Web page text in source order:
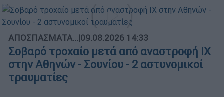
ΑΠΟΣΠΑΣΜΑΤΑ...|09.08.2026 14:33
Σοβαρό τροχαίο μετά από αναστροφή ΙΧ
στην Αθηνών - Σουνίου - 2 αστυνομικοί
τραυματίες